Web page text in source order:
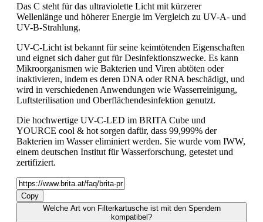
Das C steht für das ultraviolette Licht mit kürzerer
Wellenlänge und höherer Energie im Vergleich zu UV-A- und
UV-B-Strahlung.
UV-C-Licht ist bekannt für seine keimtötenden Eigenschaften
und eignet sich daher gut für Desinfektionszwecke. Es kann
Mikroorganismen wie Bakterien und Viren abtöten oder
inaktivieren, indem es deren DNA oder RNA beschädigt, und
wird in verschiedenen Anwendungen wie Wasserreinigung,
Luftsterilisation und Oberflächendesinfektion genutzt.
Die hochwertige UV-C-LED im BRITA Cube und
YOURCE cool & hot sorgen dafür, dass 99,999% der
Bakterien im Wasser eliminiert werden. Sie wurde vom IWW,
einem deutschen Institut für Wasserforschung, getestet und
zertifiziert.
Copy
Welche Art von Filterkartusche ist mit den Spendern
kompatibel?